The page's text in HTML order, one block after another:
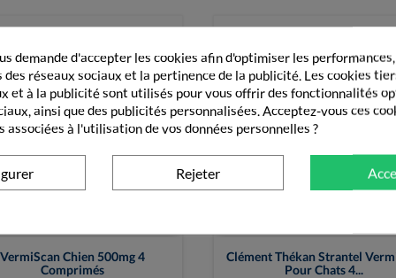
VermiScan Chien 500mg 4
Comprimés
Vue rapide
Clément Thékan Strantel
Pour Chats 4...
Vue rapide
demande d'accepter les cookies afin d'optimiser les
réseaux sociaux et la pertinence de la publicité. Les cookies
et à la publicité sont utilisés pour vous offrir des fonctionnalités
ainsi que des publicités personnalisées. Acceptez-vous ces
associées à l'utilisation de vos données personnelles ?
Rejeter